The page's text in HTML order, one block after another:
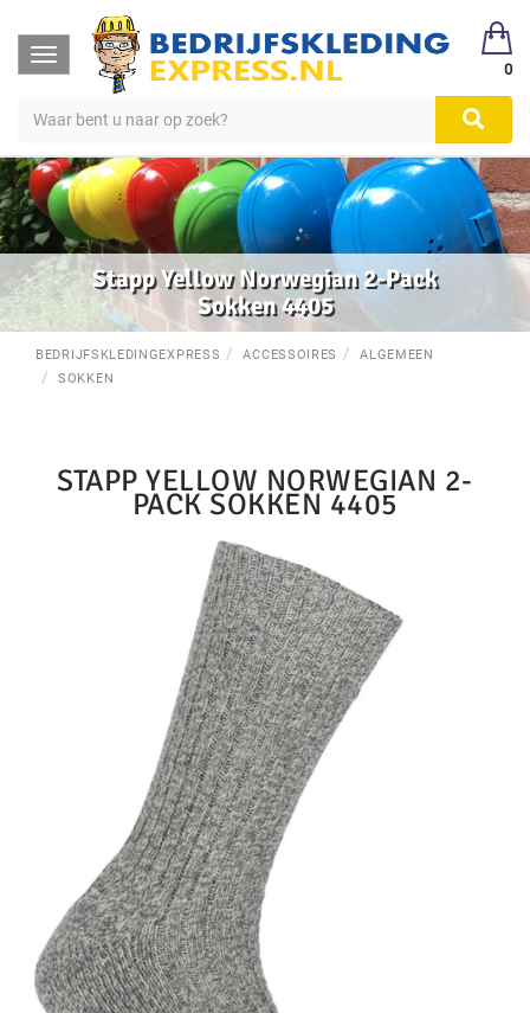
Toggle
navigation
0
Stapp Yellow Norwegian 2-Pack
Sokken 4405
BEDRIJFSKLEDINGEXPRESS ACCESSOIRES
ALGEMEEN
SOKKEN
STAPP YELLOW NORWEGIAN 2-
PACK SOKKEN 4405